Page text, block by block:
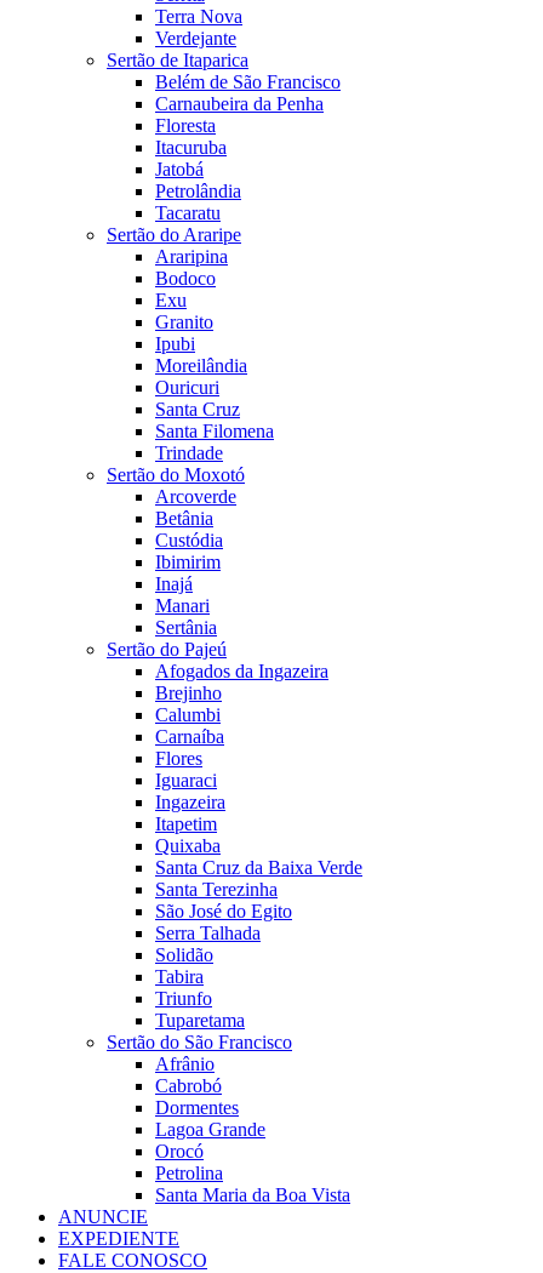
Terra Nova
Verdejante
Sertão de Itaparica
Belém de São Francisco
Carnaubeira da Penha
Floresta
Itacuruba
Jatobá
Petrolândia
Tacaratu
Sertão do Araripe
Araripina
Bodoco
Exu
Granito
Ipubi
Moreilândia
Ouricuri
Santa Cruz
Santa Filomena
Trindade
Sertão do Moxotó
Arcoverde
Betânia
Custódia
Ibimirim
Inajá
Manari
Sertânia
Sertão do Pajeú
Afogados da Ingazeira
Brejinho
Calumbi
Carnaíba
Flores
Iguaraci
Ingazeira
Itapetim
Quixaba
Santa Cruz da Baixa Verde
Santa Terezinha
São José do Egito
Serra Talhada
Solidão
Tabira
Triunfo
Tuparetama
Sertão do São Francisco
Afrânio
Cabrobó
Dormentes
Lagoa Grande
Orocó
Petrolina
Santa Maria da Boa Vista
ANUNCIE
EXPEDIENTE
FALE CONOSCO